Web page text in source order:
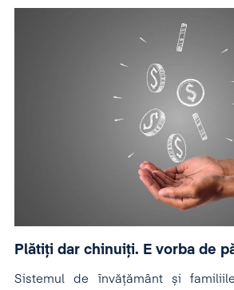
Plătiți dar chinuiți. E vorba de
Sistemul de învățământ și